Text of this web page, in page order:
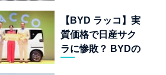
22台を一挙公開
【BYD ラッコ】実
質価格で日産サク
ラに惨敗？ BYDの